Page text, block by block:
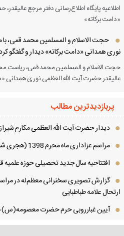
پایگاه اطلاع‌رسانی دفتر مرجع عالیقدر،
برکاته»
حجت الاسلام و المسلمین محمد قمی، با
همدانی «دامت برکاته» دیدار و گفتگو کرد.
الاسلام و المسلمین محمد قمی، ریاست
حضرت آیت الله العظمی نوری همدانی
پربازدیدترین مطالب
دیدار حضرت آیت الله العظمی مكارم شیرازی
مراسم عزاداری ماه محرم 1398 (هجری شمسی) - 1441 (هجری قمری)
افتتاحیه سال جدید تحصیلی حوزه علمیه قم
گزارش تصویری سخنرانی معظم‌له در
علامه طباطبایی
آیین غبارروبی حرم حضرت معصومه(س) با